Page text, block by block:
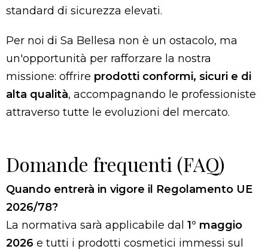
standard di sicurezza elevati.
Per noi di Sa Bellesa non è un ostacolo, ma
un'opportunità per rafforzare la nostra
missione: offrire prodotti conformi, sicuri e di
alta qualità, accompagnando le professioniste
attraverso tutte le evoluzioni del mercato.
Domande frequenti (FAQ)
Quando entrerà in vigore il Regolamento UE
2026/78?
La normativa sarà applicabile dal 1° maggio
2026 e tutti i prodotti cosmetici immessi sul